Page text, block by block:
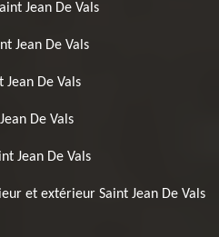
Jean De Vals
Jean De Vals
Jean De Vals
De Vals
Jean De Vals
et extérieur Saint Jean De Vals